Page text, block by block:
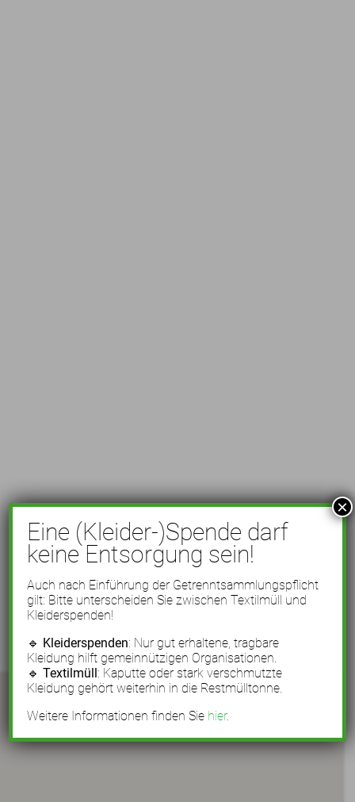
Eine (Kleider-)Spende darf
keine Entsorgung sein!
Auch nach Einführung der Getrenntsammlungspflicht
gilt: Bitte unterscheiden Sie zwischen Textilmüll und
Kleiderspenden!
🔹 Kleiderspenden: Nur gut erhaltene, tragbare
Kleidung hilft gemeinnützigen Organisationen.
🔹Textilmüll: Kaputte oder stark verschmutzte
Kleidung gehört weiterhin in die Restmülltonne.
Weitere Informationen finden Sie hier.
×